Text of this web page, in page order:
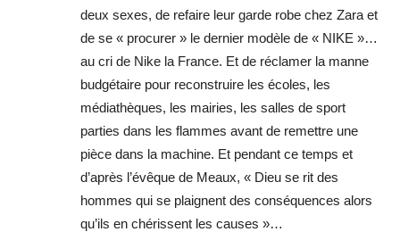
deux sexes, de refaire leur garde robe chez Zara et
de se « procurer » le dernier modèle de « NIKE »…
au cri de Nike la France. Et de réclamer la manne
budgétaire pour reconstruire les écoles, les
médiathèques, les mairies, les salles de sport
parties dans les flammes avant de remettre une
pièce dans la machine. Et pendant ce temps et
d’après l’évêque de Meaux, « Dieu se rit des
hommes qui se plaignent des conséquences alors
qu’ils en chérissent les causes »…